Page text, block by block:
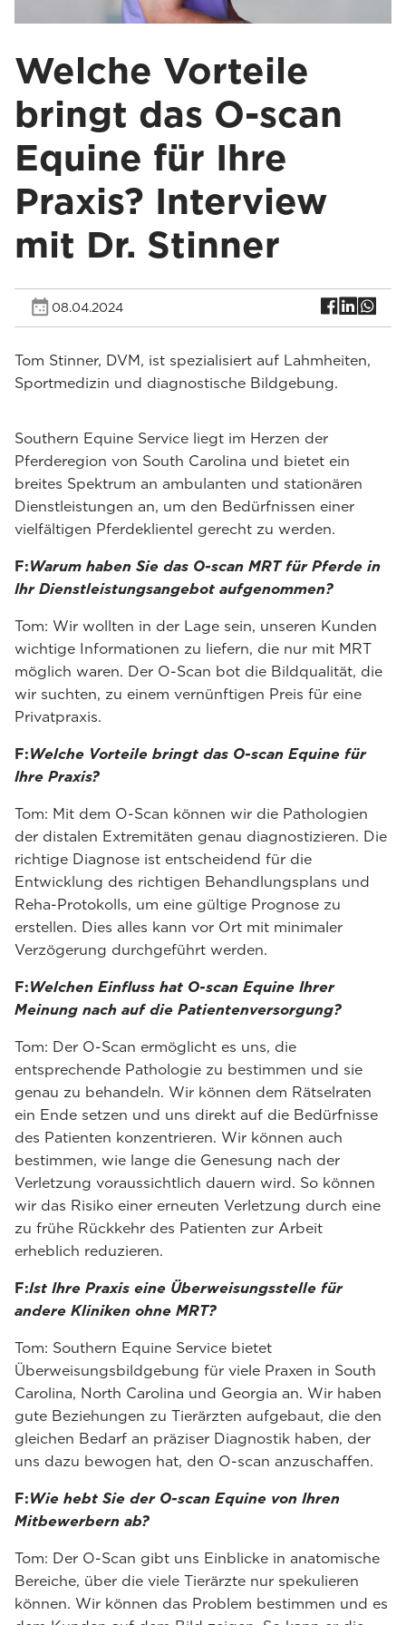
Welche Vorteile
bringt das O-scan
Equine für Ihre
Praxis? Interview
mit Dr. Stinner
08.04.2024
Tom Stinner, DVM, ist spezialisiert auf Lahmheiten,
Sportmedizin und diagnostische Bildgebung.
Southern Equine Service liegt im Herzen der
Pferderegion von South Carolina und bietet ein
breites Spektrum an ambulanten und stationären
Dienstleistungen an, um den Bedürfnissen einer
vielfältigen Pferdeklientel gerecht zu werden.
F:Warum haben Sie das O-scan MRT für Pferde in
Ihr Dienstleistungsangebot aufgenommen?
Tom: Wir wollten in der Lage sein, unseren Kunden
wichtige Informationen zu liefern, die nur mit MRT
möglich waren. Der O-Scan bot die Bildqualität, die
wir suchten, zu einem vernünftigen Preis für eine
Privatpraxis.
F:Welche Vorteile bringt das O-scan Equine für
Ihre Praxis?
Tom: Mit dem O-Scan können wir die Pathologien
der distalen Extremitäten genau diagnostizieren. Die
richtige Diagnose ist entscheidend für die
Entwicklung des richtigen Behandlungsplans und
Reha-Protokolls, um eine gültige Prognose zu
erstellen. Dies alles kann vor Ort mit minimaler
Verzögerung durchgeführt werden.
F:Welchen Einfluss hat O-scan Equine Ihrer
Meinung nach auf die Patientenversorgung?
Tom: Der O-Scan ermöglicht es uns, die
entsprechende Pathologie zu bestimmen und sie
genau zu behandeln. Wir können dem Rätselraten
ein Ende setzen und uns direkt auf die Bedürfnisse
des Patienten konzentrieren. Wir können auch
bestimmen, wie lange die Genesung nach der
Verletzung voraussichtlich dauern wird. So können
wir das Risiko einer erneuten Verletzung durch eine
zu frühe Rückkehr des Patienten zur Arbeit
erheblich reduzieren.
F:Ist Ihre Praxis eine Überweisungsstelle für
andere Kliniken ohne MRT?
Tom: Southern Equine Service bietet
Überweisungsbildgebung für viele Praxen in South
Carolina, North Carolina und Georgia an. Wir haben
gute Beziehungen zu Tierärzten aufgebaut, die den
gleichen Bedarf an präziser Diagnostik haben, der
uns dazu bewogen hat, den O-scan anzuschaffen.
F:Wie hebt Sie der O-scan Equine von Ihren
Mitbewerbern ab?
Tom: Der O-Scan gibt uns Einblicke in anatomische
Bereiche, über die viele Tierärzte nur spekulieren
können. Wir können das Problem bestimmen und es